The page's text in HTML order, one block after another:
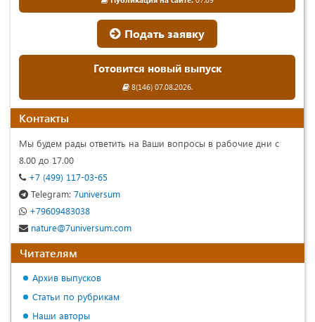
Подать заявку
Готовится новый выпуск
8(146) 07.08.2026.
Контакты
Мы будем рады ответить на Ваши вопросы в рабочие дни с
8.00 до 17.00
+7 (499) 117-03-65
Telegram: 7universum
+79609483038
nature@7universum.com
Читателям
Архив выпусков
Статьи по рубрикам
Наши авторы